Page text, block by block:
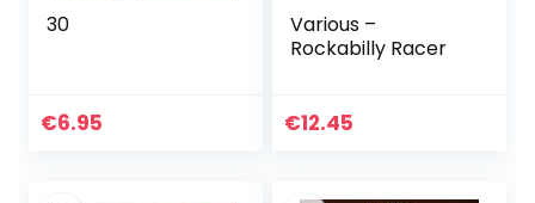
30
€6.95
Various –
Rockabilly Racer
€12.45